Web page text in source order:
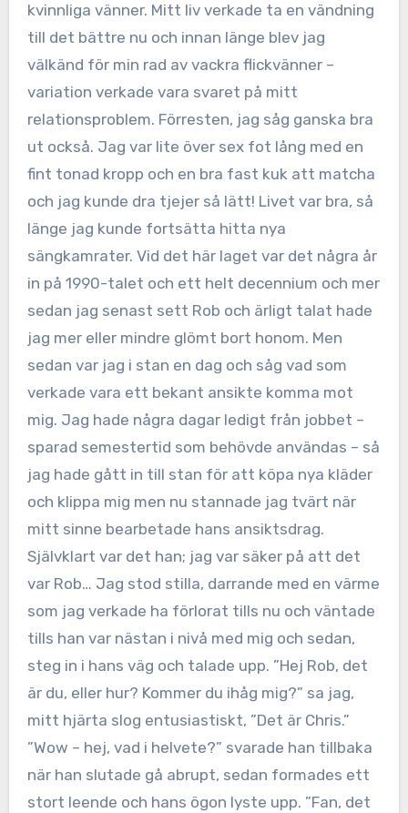
kvinnliga vänner. Mitt liv verkade ta en vändning
till det bättre nu och innan länge blev jag
välkänd för min rad av vackra flickvänner –
variation verkade vara svaret på mitt
relationsproblem. Förresten, jag såg ganska bra
ut också. Jag var lite över sex fot lång med en
fint tonad kropp och en bra fast kuk att matcha
och jag kunde dra tjejer så lätt! Livet var bra, så
länge jag kunde fortsätta hitta nya
sängkamrater. Vid det här laget var det några år
in på 1990-talet och ett helt decennium och mer
sedan jag senast sett Rob och ärligt talat hade
jag mer eller mindre glömt bort honom. Men
sedan var jag i stan en dag och såg vad som
verkade vara ett bekant ansikte komma mot
mig. Jag hade några dagar ledigt från jobbet –
sparad semestertid som behövde användas – så
jag hade gått in till stan för att köpa nya kläder
och klippa mig men nu stannade jag tvärt när
mitt sinne bearbetade hans ansiktsdrag.
Självklart var det han; jag var säker på att det
var Rob… Jag stod stilla, darrande med en värme
som jag verkade ha förlorat tills nu och väntade
tills han var nästan i nivå med mig och sedan,
steg in i hans väg och talade upp. ”Hej Rob, det
är du, eller hur? Kommer du ihåg mig?” sa jag,
mitt hjärta slog entusiastiskt, ”Det är Chris.”
”Wow – hej, vad i helvete?” svarade han tillbaka
när han slutade gå abrupt, sedan formades ett
stort leende och hans ögon lyste upp. ”Fan, det